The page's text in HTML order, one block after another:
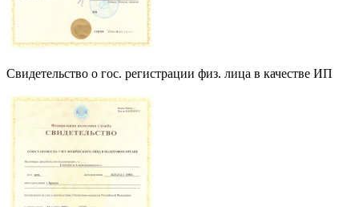
Свидетельство о гос. регистрации физ. лица в качестве ИП